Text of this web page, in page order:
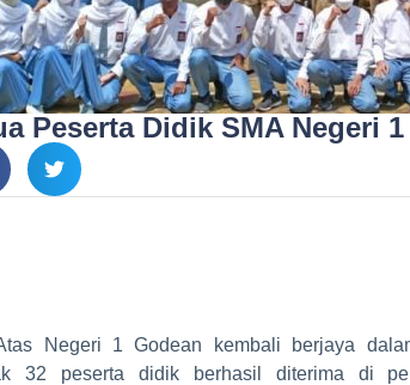
Peserta Didik SMA Negeri
Negeri 1 Godean kembali berjaya
32 peserta didik berhasil diterima di